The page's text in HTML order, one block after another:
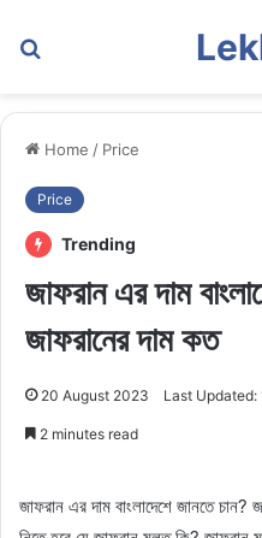
Home / Price
Price
Trending
জাফরান এর দাম
জাফরানের দাম কত
20 August 2023 Last
2 minutes read
জাফরান এর দাম বাংলাদেশে জানতে